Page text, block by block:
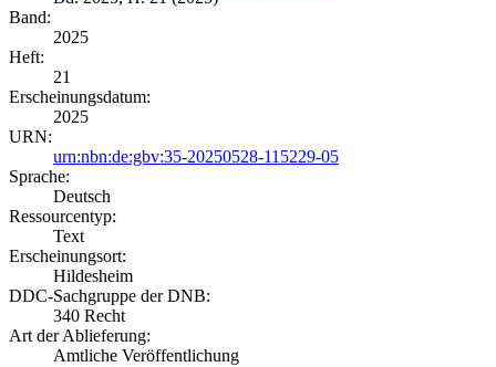
Band:
2025
Heft:
21
Erscheinungsdatum:
2025
URN:
urn:nbn:de:gbv:35-20250528-115229-05
Sprache:
Deutsch
Ressourcentyp:
Text
Erscheinungsort:
Hildesheim
DDC-Sachgruppe der DNB:
340 Recht
Art der Ablieferung:
Amtliche Veröffentlichung